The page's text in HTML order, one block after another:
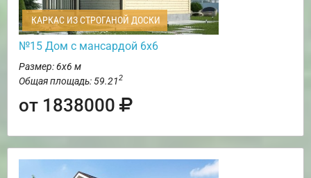
КАРКАС ИЗ СТРОГАНОЙ ДОСКИ
№15 Дом с мансардой 6х6
Размер: 6х6 м
Общая площадь: 59.212
от 1838000